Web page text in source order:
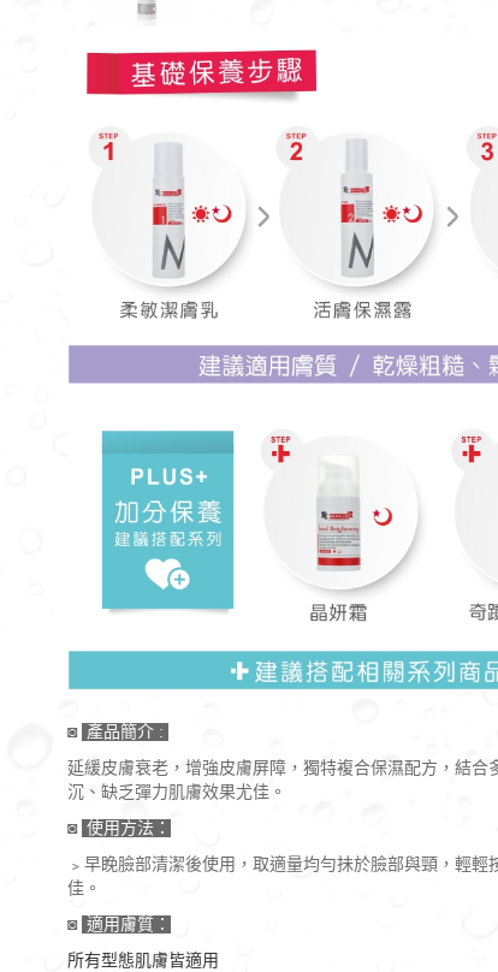
◙ 產品簡介 :
延緩皮膚衰老，增強皮膚屏障，獨特複合保濕配方，結
沉、缺乏彈力肌膚效果尤佳。
◙ 使用方法：
﹥早睌臉部清潔後使用，取適量均勻抺於臉部與頸，輕
佳。
◙ 適用膚質：
所有型態肌膚皆適用